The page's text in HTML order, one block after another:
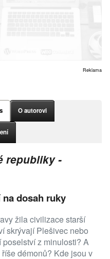
Reklama
O autorovi
republiky -
dosah ruky
žila civilizace starší
skrývají Plešivec nebo
z minulosti? A
démonů? Kde jsou v